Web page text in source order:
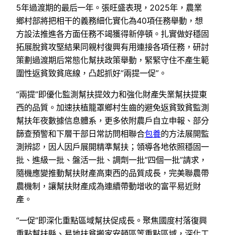
5年過渡期的最后一年。張旺盛表現，2025年，農業
鄉村部將把相干的義務細化實化為40項任務舉動，想
方設法推進各方面任務不竭獲得新停頓。扎實做好穩固
拓展脫貧攻堅結果同親村復興有用連接各項任務，研討
策劃過渡期后常態化幫扶政策舉動，緊緊守住不產生範
圍性返貧致貧底線，凸起抓好“兩提一促”。
“兩提”即優化監測幫扶提效力和強化財產失業幫扶提東
西的品質。加速扶植籠罩鄉村生齒的避免返貧致貧監測
幫扶年夜數據信息體系，更多依附農戶自立申報、部分
篩查預警和下層干部日常訪問相聯合包養的方法展開監
測辨認，因人因戶展開精準幫扶；領導各地依照穩固一
批、進級一批、盤活一批、調劑一批“四個一批”請求，
隨機應變推動幫扶財產高東西的品質成長，完美聯農帶
農機制，讓幫扶財產成為連續帶動增收的富平易近財
產。
“一促”即深化重點區域幫扶促成長。聚焦國度村落復興